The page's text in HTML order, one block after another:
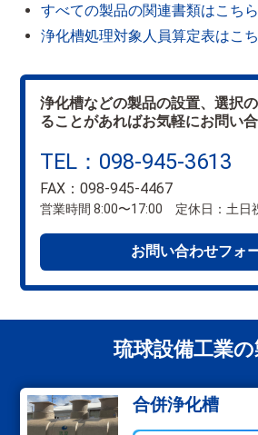
すべての製品の関連書類はこち
浄化槽処理対象人員算定表はこ
浄化槽などの製品の設置、選択
ることがあればお気軽にお問い合
TEL：098-945-3613
FAX：098-945-4467
営業時間 8:00〜17:00 定休日：土日
お問い合わせフォ
琉球設備工業
合併浄化槽